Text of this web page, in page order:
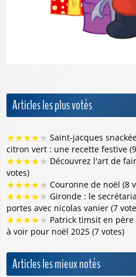
Articles les plus votés
★★★★★ Saint-jacques
citron vert : une recette festive
★★★★★ Découvrez l'art de
votes)
★★★★★ Couronne de noël (8
★★★★★ Gironde : le
portes avec nicolas vanier (7
★★★★★ Patrick timsit en
à voir pour noël 2025 (7 votes)
Articles les mieux notés